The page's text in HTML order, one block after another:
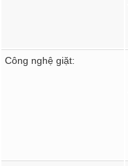
Công nghệ giặt: